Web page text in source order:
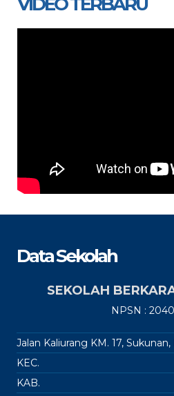
Data Sekolah
SEKOLAH
NPSN :
Jalan Kaliurang KM. 17,
KEC.
KAB.